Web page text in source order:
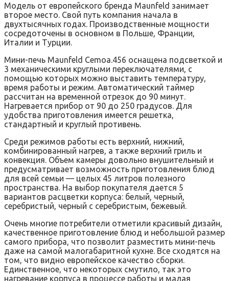
Модель от европейского бренда Maunfeld занимает
второе место. Свой путь компания начала в
двухтысячных годах. Производственные мощности
сосредоточены в основном в Польше, Франции,
Италии и Турции.
Мини-печь Maunfeld Сemoa.456 оснащена подсветкой и
3 механическими круглыми переключателями, с
помощью которых можно выставить температуру,
время работы и режим. Автоматический таймер
рассчитан на временной отрезок до 90 минут.
Нагревается прибор от 90 до 250 градусов. Для
удобства приготовления имеется решетка,
стандартный и круглый противень.
Среди режимов работы есть верхний, нижний,
комбинированный нагрев, а также верхний гриль и
конвекция. Объем камеры довольно внушительный и
предусматривает возможность приготовления блюд
для всей семьи — целых 45 литров полезного
пространства. На выбор покупателя дается 5
вариантов расцветки корпуса: белый, черный,
серебристый, черный с серебристым, бежевый.
Очень многие потребители отметили красивый дизайн,
качественное приготовление блюд и небольшой размер
самого прибора, что позволит разместить мини-печь
даже на самой малогабаритной кухне. Все сходятся на
том, что видно европейское качество сборки.
Единственное, что некоторых смутило, так это
нагревание корпуса в процессе работы и малая